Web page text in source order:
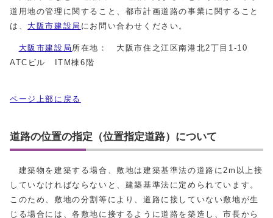
道用地の管理に関すること、都市計画道路の事業に関すること
は、 大阪市建設局 にお問い合わせください。
大阪市建設局 所在地： 大阪市住之江区南港北2丁目1-10
ATCビル ITM棟6階
ページ上部に戻る
道路の位置の指定（位置指定道路）について
建築物を建築する場合、敷地は建築基準法の道路に2m以上接
していなければならないと、建築基準法に定められています。
このため、敷地の分割等により、道路に接していない敷地が生
じる場合には、各敷地に接するように道路を築造し、市長から